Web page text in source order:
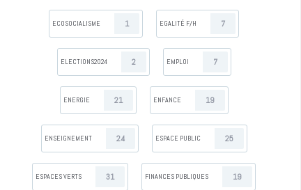
ECOSOCIALISME 1 EGALITÉ F/H 7
ELECTIONS2024 2 EMPLOI 7
ENERGIE 21 ENFANCE 19
ENSEIGNEMENT 24 ESPACE PUBLIC 25
ESPACES VERTS 31 FINANCES PUBLIQUES 19